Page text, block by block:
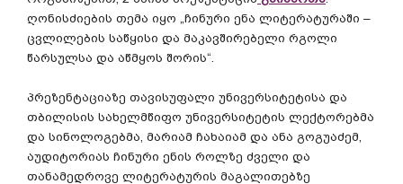
ღონისძიების თემა იყო ჩინური ენა ლიტერატურაში –
ცვლილების საწყისი და მაკავშირებელი რგოლი
წარსულსა და აწმყოს შორის“.
პრეზენტაციაზე თავისუფალი უნივერსიტეტისა და
თბილისის სახელმწიფო უნივერსიტეტის ლექტორებმა
და სინოლოგებმა მარიამ ჩახაიამ და ანა გოგუაძემ
აუდიტორიას ჩინური ენის როლზე ძველი და
თანამედროვე ლიტერატურის მაგალითებზე